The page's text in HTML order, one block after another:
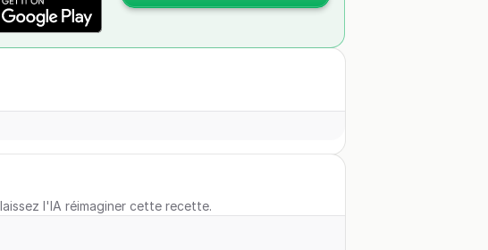
l'IA réimaginer cette recette.